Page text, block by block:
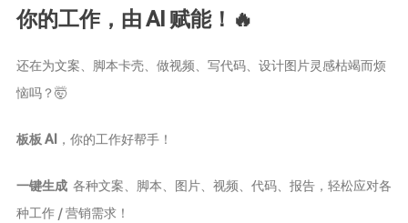
你的工作，由 AI 赋能！🔥
还在为文案、脚本卡壳、做视频、写代码、设计图片灵感枯竭而烦
恼吗？🤯
板板 AI ，你的工作好帮手！
一键生成 各种文案、脚本、图片、视频、代码、报告，轻松应对各
种工作 / 营销需求！